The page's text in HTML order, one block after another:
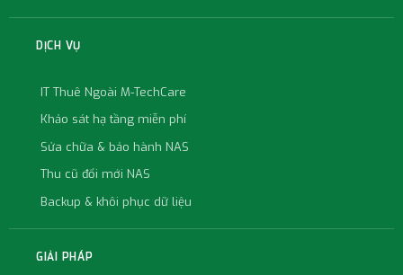
DỊCH VỤ
IT Thuê Ngoài M-TechCare
Khảo sát hạ tầng miễn phí
Sửa chữa & bảo hành NAS
Thu cũ đổi mới NAS
Backup & khôi phục dữ liệu
GIẢI PHÁP